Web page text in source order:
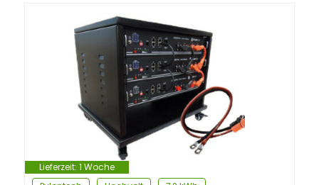
Lieferzeit: 1 Woche